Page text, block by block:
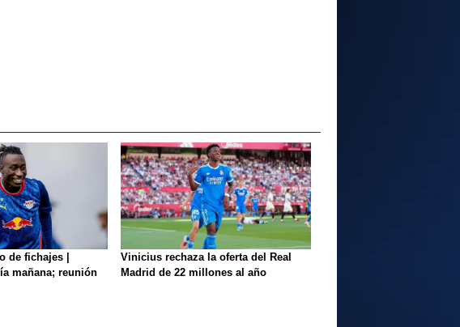
de fichajes |
mañana; reunión
Vinicius rechaza la oferta del Real
Madrid de 22 millones al año